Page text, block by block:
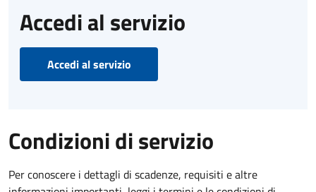
Accedi al servizio
Accedi al servizio
Condizioni di servizio
Per conoscere i dettagli di scadenze, requisiti e altre